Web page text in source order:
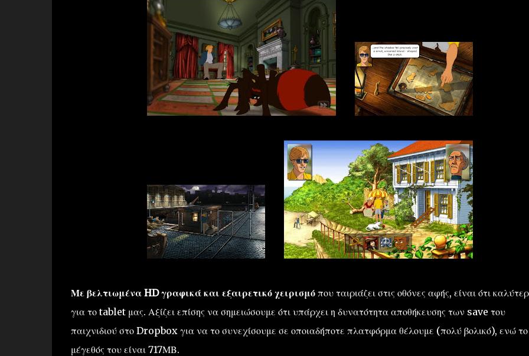
Με βελτιωμένα HD γραφικά και εξαιρετικό χειρισμόπου ταιριάζει στις οθόνες αφής, είναι ότι
για το tablet μας. Αξίζει επίσης να σημειώσουμε ότι υπάρχει η δυνατότητα αποθήκευσης των save του
παιχνιδιού στο Dropbox για να το συνεχίσουμε σε οποιαδήποτε πλατφόρμα θέλουμε (πολύ βολικό), ενώ το
μέγεθός του είναι 717ΜΒ.